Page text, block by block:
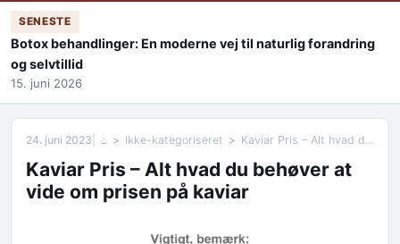
SENESTE
Botox behandlinger: En moderne vej til naturlig forandring
og selvtillid
15. juni 2026
24. juni 2023 ⌂ Ikke-kategoriseret Kaviar Pris – Alt hvad du behøver at vide om prisen på kaviar
Kaviar Pris – Alt hvad du behøver at
vide om prisen på kaviar